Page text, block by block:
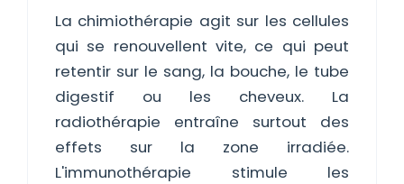
La chimiothérapie agit sur les cellules
qui se renouvellent vite, ce qui peut
retentir sur le sang, la bouche, le tube
digestif ou les cheveux. La
radiothérapie entraîne surtout des
effets sur la zone irradiée.
L'immunothérapie stimule les